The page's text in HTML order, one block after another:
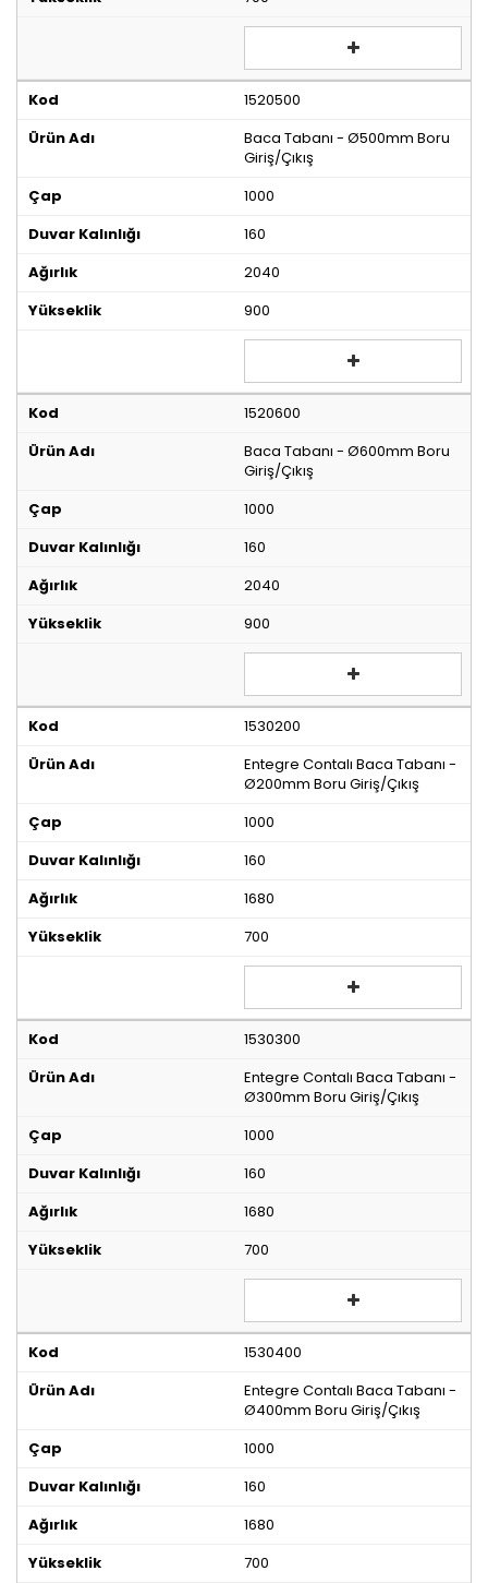
1520500
Baca Tabanı - Ø500mm Boru
Giriş/Çıkış
1000
160
2040
900
1520600
Baca Tabanı - Ø600mm Boru
Giriş/Çıkış
1000
160
2040
900
1530200
Entegre Contalı Baca Tabanı -
Ø200mm Boru Giriş/Çıkış
1000
160
1680
700
1530300
Entegre Contalı Baca Tabanı -
Ø300mm Boru Giriş/Çıkış
1000
160
1680
700
1530400
Entegre Contalı Baca Tabanı -
Ø400mm Boru Giriş/Çıkış
1000
160
1680
700